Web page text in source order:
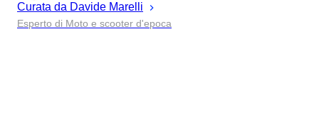
Curata da Davide Marelli
Esperto di Moto e scooter d'epoca